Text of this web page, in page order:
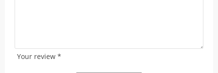
Your review *